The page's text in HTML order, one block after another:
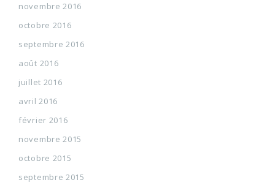
novembre 2016
octobre 2016
septembre 2016
août 2016
juillet 2016
avril 2016
février 2016
novembre 2015
octobre 2015
septembre 2015